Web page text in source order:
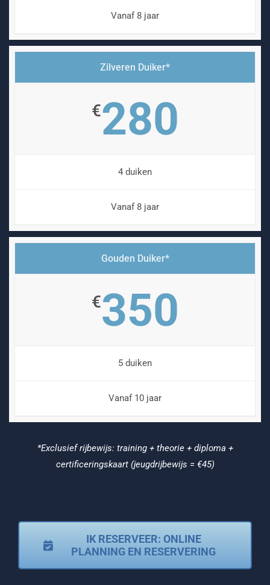
Vanaf 8 jaar
Zilveren Duiker*
€280
4 duiken
Vanaf 8 jaar
Gouden Duiker*
€350
5 duiken
Vanaf 10 jaar
*Exclusief rijbewijs: training + theorie + diploma +
certificeringskaart (jeugdrijbewijs = €45)
IK RESERVEER: ONLINE
PLANNING EN RESERVERING